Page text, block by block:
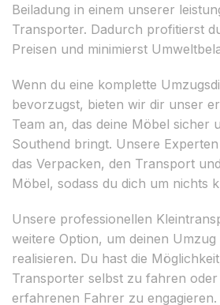
Beiladung in einem unserer
Transporter. Dadurch profitierst
Preisen und minimierst
Wenn du eine komplette
bevorzugst, bieten wir dir unser
Team an, das deine Möbel sicher
Southend bringt. Unsere
das Verpacken, den Transport
Möbel, sodass du dich um nichts
Unsere professionellen
weitere Option, um deinen
realisieren. Du hast die
Transporter selbst zu fahren
erfahrenen Fahrer zu engagieren.